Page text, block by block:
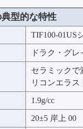
型的な特性
TIF100-01US
ドラク・グレ
セラミックで
リコンエラス
1.9g/cc
20±5 岸上 00